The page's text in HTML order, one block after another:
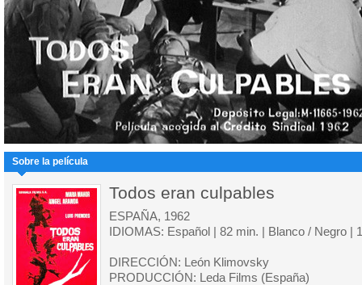
Sobre la película
Todos eran culpables
ESPAÑA, 1962
IDIOMAS: Español | 82 min. | Blanco / Negro |
DIRECCIÓN: León Klimovsky
PRODUCCIÓN: Leda Films (España)